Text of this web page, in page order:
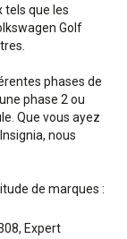
tels que les
Golf
phases de
phase 2 ou
Que vous ayez
nous
de marques :
Expert